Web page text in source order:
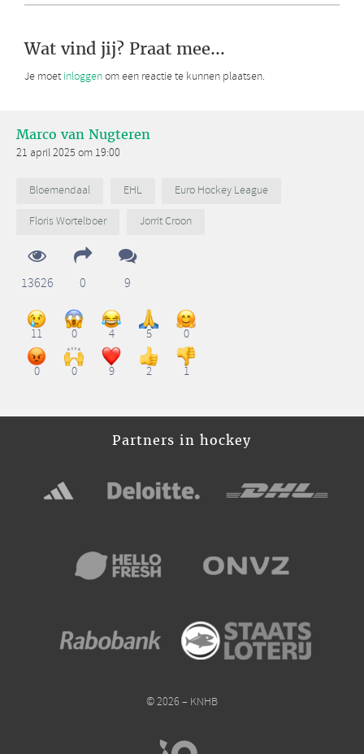
Wat vind jij? Praat mee...
Je moet inloggenom een reactie te kunnen plaatsen.
Marco van Nugteren
21 april 2025 om 19:00
Bloemendaal EHL
Euro Hockey League
Floris Wortelboer
Jorrit Croon
13626 0 9
11 0 4 5 0
0 0 9 2 1
Partners in hockey
© 2026 – KNHB